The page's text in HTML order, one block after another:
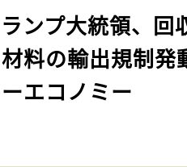
ランプ大統領、回
料の輸出規制発
エコノミー